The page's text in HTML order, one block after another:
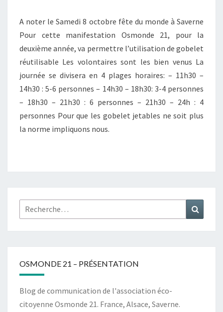
A noter le Samedi 8 octobre fête du monde à Saverne
Pour cette manifestation Osmonde 21, pour la
deuxième année, va permettre l’utilisation de gobelet
réutilisable Les volontaires sont les bien venus La
journée se divisera en 4 plages horaires: – 11h30 –
14h30 : 5-6 personnes – 14h30 – 18h30: 3-4 personnes
– 18h30 – 21h30 : 6 personnes – 21h30 – 24h : 4
personnes Pour que les gobelet jetables ne soit plus
la norme impliquons nous.
Rechercher :
OSMONDE 21 – PRÉSENTATION
Blog de communication de l'association éco-
citoyenne Osmonde 21. France, Alsace, Saverne.